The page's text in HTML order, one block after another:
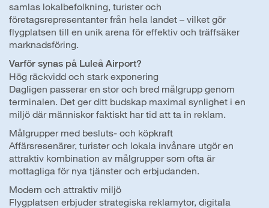
samlas lokalbefolkning, turister och
företagsrepresentanter från hela landet – vilket gör
flygplatsen till en unik arena för effektiv och träffsäker
marknadsföring.
Varför synas på Luleå Airport?
Hög räckvidd och stark exponering
Dagligen passerar en stor och bred målgrupp genom
terminalen. Det ger ditt budskap maximal synlighet i en
miljö där människor faktiskt har tid att ta in reklam.
Målgrupper med besluts- och köpkraft
Affärsresenärer, turister och lokala invånare utgör en
attraktiv kombination av målgrupper som ofta är
mottagliga för nya tjänster och erbjudanden.
Modern och attraktiv miljö
Flygplatsen erbjuder strategiska reklamytor, digitala